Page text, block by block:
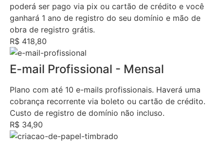
poderá ser pago via pix ou cartão de crédito e você
ganhará 1 ano de registro do seu domínio e mão de
obra de registro grátis.
R$ 418,80
E-mail Profissional - Mensal
Plano com até 10 e-mails profissionais. Haverá uma
cobrança recorrente via boleto ou cartão de crédito.
Custo de registro de domínio não incluso.
R$ 34,90